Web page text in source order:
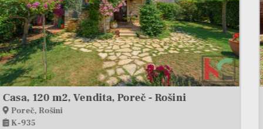
Medulin, Premantura
K-836